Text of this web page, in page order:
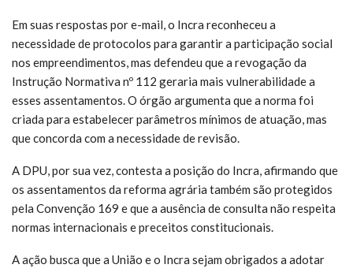
Em suas respostas por e-mail, o Incra reconheceu a
necessidade de protocolos para garantir a participação social
nos empreendimentos, mas defendeu que a revogação da
Instrução Normativa nº 112 geraria mais vulnerabilidade a
esses assentamentos. O órgão argumenta que a norma foi
criada para estabelecer parâmetros mínimos de atuação, mas
que concorda com a necessidade de revisão.
A DPU, por sua vez, contesta a posição do Incra, afirmando que
os assentamentos da reforma agrária também são protegidos
pela Convenção 169 e que a ausência de consulta não respeita
normas internacionais e preceitos constitucionais.
A ação busca que a União e o Incra sejam obrigados a adotar